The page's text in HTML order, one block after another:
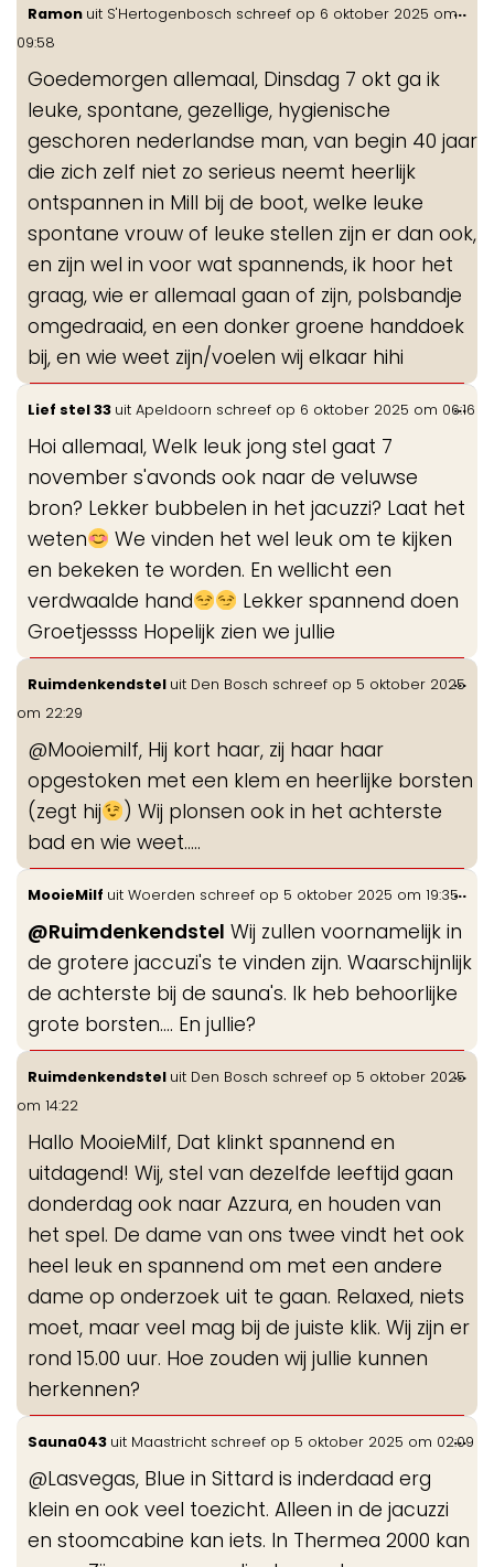
Ramon uit S'Hertogenbosch schreef op 6 oktober 2025 om
09:58
Goedemorgen allemaal, Dinsdag 7 okt ga ik
leuke, spontane, gezellige, hygienische
geschoren nederlandse man, van begin 40 jaar
die zich zelf niet zo serieus neemt heerlijk
ontspannen in Mill bij de boot, welke leuke
spontane vrouw of leuke stellen zijn er dan ook,
en zijn wel in voor wat spannends, ik hoor het
graag, wie er allemaal gaan of zijn, polsbandje
omgedraaid, en een donker groene handdoek
bij, en wie weet zijn/voelen wij elkaar hihi
...
Lief stel 33 uit Apeldoorn schreef op 6 oktober 2025 om 06:16
Hoi allemaal, Welk leuk jong stel gaat 7
november s'avonds ook naar de veluwse
bron? Lekker bubbelen in het jacuzzi? Laat het
weten
We vinden het wel leuk om te kijken
en bekeken te worden. En wellicht een
verdwaalde hand
Lekker spannend doen
Groetjessss Hopelijk zien we jullie
...
Ruimdenkendstel uit Den Bosch schreef op 5 oktober 2025
om 22:29
@Mooiemilf, Hij kort haar, zij haar haar
opgestoken met een klem en heerlijke borsten
(zegt hij
) Wij plonsen ook in het achterste
bad en wie weet.....
...
MooieMilf uit Woerden schreef op 5 oktober 2025 om 19:35
@Ruimdenkendstel Wij zullen voornamelijk in
de grotere jaccuzi's te vinden zijn. Waarschijnlijk
de achterste bij de sauna's. Ik heb behoorlijke
grote borsten.... En jullie?
...
Ruimdenkendstel uit Den Bosch schreef op 5 oktober 2025
om 14:22
Hallo MooieMilf, Dat klinkt spannend en
uitdagend! Wij, stel van dezelfde leeftijd gaan
donderdag ook naar Azzura, en houden van
het spel. De dame van ons twee vindt het ook
heel leuk en spannend om met een andere
dame op onderzoek uit te gaan. Relaxed, niets
moet, maar veel mag bij de juiste klik. Wij zijn er
rond 15.00 uur. Hoe zouden wij jullie kunnen
herkennen?
...
Sauna043 uit Maastricht schreef op 5 oktober 2025 om 02:09
@Lasvegas, Blue in Sittard is inderdaad erg
klein en ook veel toezicht. Alleen in de jacuzzi
en stoomcabine kan iets. In Thermea 2000 kan
...